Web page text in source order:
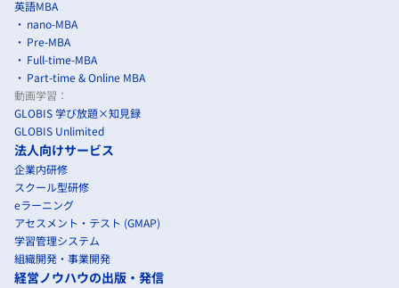
英語MBA
nano-MBA
Pre-MBA
Full-time-MBA
Part-time & Online MBA
動画学習：
GLOBIS 学び放題×知見録
GLOBIS Unlimited
法人向けサービス
企業内研修
スクール型研修
eラーニング
アセスメント・テスト (GMAP)
学習管理システム
組織開発・事業開発
経営ノウハウの出版・発信